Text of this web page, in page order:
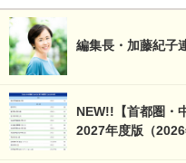
編集長・加藤紀子
NEW!!【首都圏・
2027年度版（2026